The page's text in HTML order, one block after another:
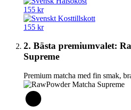
155 kr
155 kr
2. Bästa premiumvalet:
Supreme
Premium matcha med fin smak,